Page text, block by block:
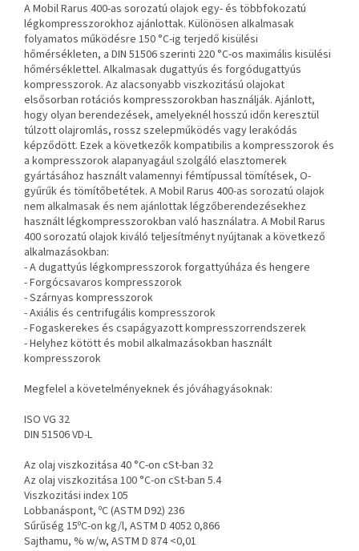
A Mobil Rarus 400-as sorozatú olajok egy- és többfokozatú
légkompresszorokhoz ajánlottak. Különösen alkalmasak
folyamatos működésre 150 °C-ig terjedő kisülési
hőmérsékleten, a DIN 51506 szerinti 220 °C-os maximális kisülési
hőmérséklettel. Alkalmasak dugattyús és forgódugattyús
kompresszorok. Az alacsonyabb viszkozitású olajokat
elsősorban rotációs kompresszorokban használják. Ajánlott,
hogyolyan berendezések, amelyeknél hosszú időn keresztül
túlzott olajromlás, rossz szelepműködés vagy lerakódás
képződött. Ezek a következőkkompatibilis a kompresszorok és
a kompresszorok alapanyagául szolgáló elasztomerek
gyártásához használt valamennyi fémtípussaltömítések, O-
gyűrűk és tömítőbetétek. A Mobil Rarus 400-as sorozatú olajok
nem alkalmasak és nem ajánlottak légzőberendezésekhez
használt légkompresszorokban való használatra. A Mobil Rarus
400 sorozatú olajok kiváló teljesítményt nyújtanak a következő
alkalmazásokban:
- A dugattyús légkompresszorok forgattyúháza és hengere
- Forgócsavaros kompresszorok
- Szárnyas kompresszorok
- Axiális és centrifugális kompresszorok
- Fogaskerekes és csapágyazott kompresszorrendszerek
- Helyhez kötött és mobil alkalmazásokban használt
kompresszorok
Megfelel a követelményeknek és jóváhagyásoknak:
ISO VG 32
DIN 51506 VD-L
Az olaj viszkozitása 40 °C-on cSt-ban 32
Az olaj viszkozitása 100 °C-on cSt-ban 5.4
Viszkozitási index 105
Lobbanáspont, ºC (ASTM D92) 236
Sűrűség 15ºC-on kg/l, ASTM D 4052 0,866
Sajthamu, % w/w, ASTM D 874 <0,01